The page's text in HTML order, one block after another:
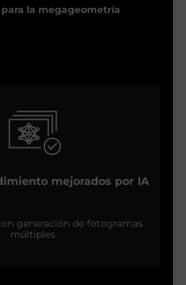
para la megageometría
mejorados por IA
generación de fotogramas
múltiples